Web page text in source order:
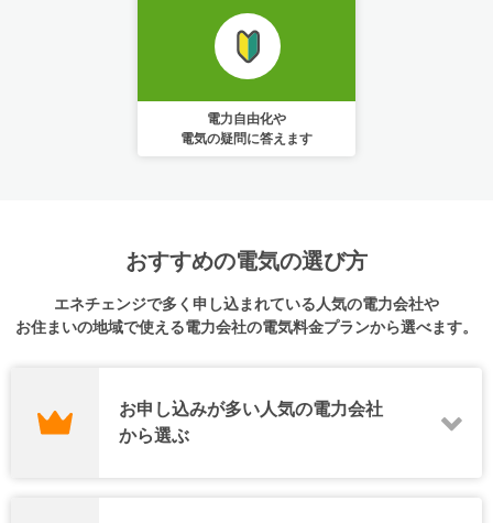
電力自由化や
電気の疑問に答えます
おすすめの電気の選び方
エネチェンジで多く申し込まれている人気の電力会社や
お住まいの地域で使える電力会社の電気料金プランから選べます。
お申し込みが多い人気の電力会社
から選ぶ